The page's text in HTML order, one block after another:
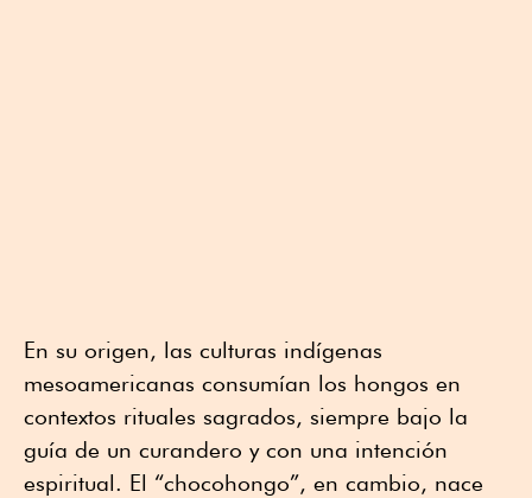
En su origen, las culturas indígenas
mesoamericanas consumían los hongos en
contextos rituales sagrados, siempre bajo la
guía de un curandero y con una intención
espiritual. El “chocohongo”, en cambio, nace